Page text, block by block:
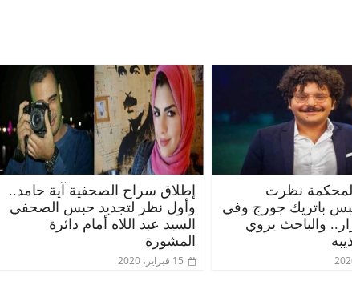
نظرت
باتريك جورج وفي
والباحث يروي
إطلاق سراح الصحفية آية حامد..
وأول نظر لتجديد حبس الصحفي
السيد عبد اللاه أمام دائرة
المشورة
15 فبراير، 2020